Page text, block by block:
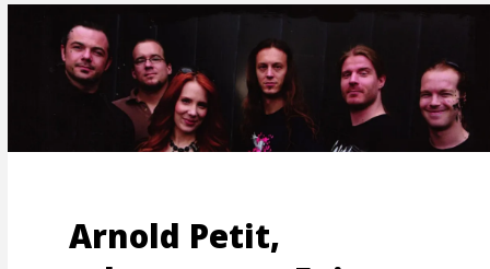
Arnold Petit,